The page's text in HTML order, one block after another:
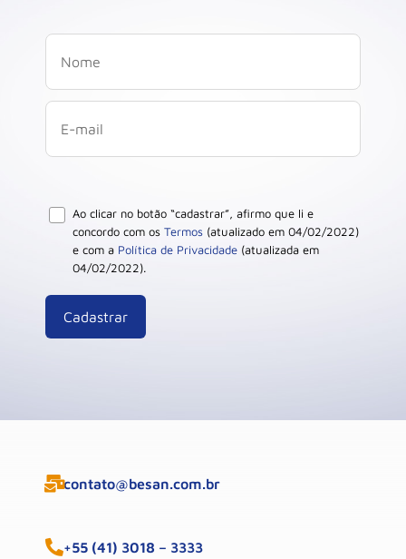
Ao clicar no botão “cadastrar”, afirmo que li e
concordo com os Termos (atualizado em 04/02/2022)
e com a Política de Privacidade (atualizada em
04/02/2022).
contato@besan.com.br
+55 (41) 3018 – 3333